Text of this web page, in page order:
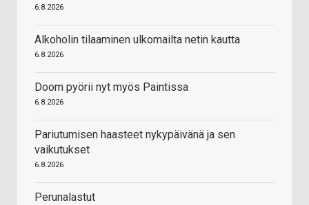
6.8.2026
Alkoholin tilaaminen ulkomailta netin kautta
6.8.2026
Doom pyörii nyt myös Paintissa
6.8.2026
Pariutumisen haasteet nykypäivänä ja sen
vaikutukset
6.8.2026
Perunalastut